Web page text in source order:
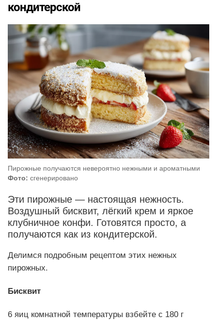
кондитерской
Пирожные получаются невероятно нежными и ароматными
Фото: сгенерировано
Эти пирожные — настоящая нежность.
Воздушный бисквит, лёгкий крем и яркое
клубничное конфи. Готовятся просто, а
получаются как из кондитерской.
Делимся подробным рецептом этих нежных
пирожных.
Бисквит
6 яиц комнатной температуры взбейте с 180 г